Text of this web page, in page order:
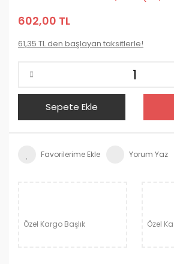
602,00 TL
61,35 TL den başlayan taksitlerle!
Sepete Ekle
Yorum Yaz
Özel Kargo Başlık Özel